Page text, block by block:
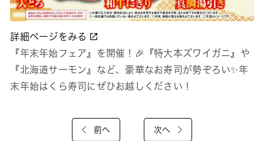
詳細ページをみる
『年末年始フェア』を開催！🎉『特大本ズワイガニ』や
『北海道サーモン』など、豪華なお寿司が勢ぞろい✨年
末年始はくら寿司にぜひお越しください！
前へ 次へ